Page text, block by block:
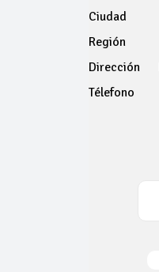
Ciudad
Región
Dirección
Télefono